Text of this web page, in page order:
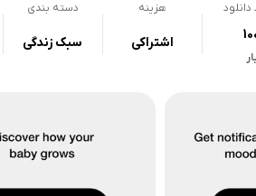
دانلود هزینه
اشتراکی
دسته بندی
سبک زندگی